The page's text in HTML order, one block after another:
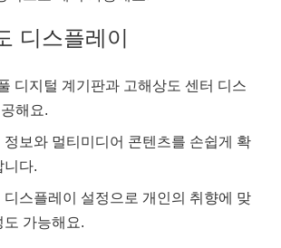
디스플레이
디지털 계기판과 고해상도 센터 디스
해요.
정보와 멀티미디어 콘텐츠를 손쉽게 확
니다.
디스플레이 설정으로 개인의 취향에 맞
도 가능해요.